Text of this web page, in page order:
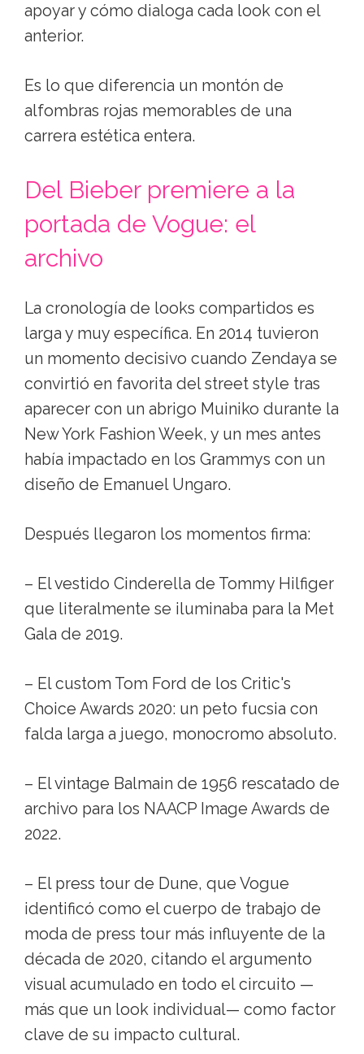
apoyar y cómo dialoga cada look con el
anterior.
Es lo que diferencia un montón de
alfombras rojas memorables de una
carrera estética entera.
Del Bieber premiere a la
portada de Vogue: el
archivo
La cronología de looks compartidos es
larga y muy específica. En 2014 tuvieron
un momento decisivo cuando Zendaya se
convirtió en favorita del street style tras
aparecer con un abrigo Muiniko durante la
New York Fashion Week, y un mes antes
había impactado en los Grammys con un
diseño de Emanuel Ungaro.
Después llegaron los momentos firma:
– El vestido Cinderella de Tommy Hilfiger
que literalmente se iluminaba para la Met
Gala de 2019.
– El custom Tom Ford de los Critic's
Choice Awards 2020: un peto fucsia con
falda larga a juego, monocromo absoluto.
– El vintage Balmain de 1956 rescatado de
archivo para los NAACP Image Awards de
2022.
– El press tour de Dune, que Vogue
identificó como el cuerpo de trabajo de
moda de press tour más influyente de la
década de 2020, citando el argumento
visual acumulado en todo el circuito —
más que un look individual— como factor
clave de su impacto cultural.